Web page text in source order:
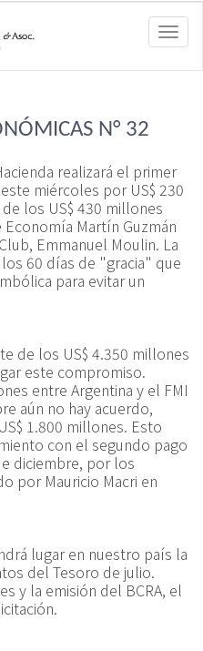
N° 32
realizará el primer
miércoles por US$ 230
los US$ 430 millones
Martín Guzmán
Emmanuel Moulin. La
60 días de "gracia" que
para evitar un
de los US$ 4.350 millones
este compromiso.
entre Argentina y el FMI
aún no hay acuerdo,
1.800 millones. Esto
con el segundo pago
diciembre, por los
por Mauricio Macri en
lugar en nuestro país la
del Tesoro de julio.
y la emisión del BCRA, el